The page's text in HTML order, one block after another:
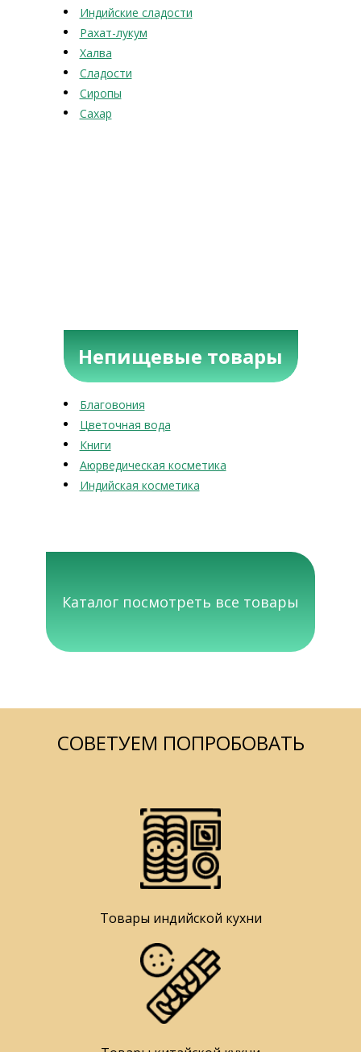
Индийские сладости
Рахат-лукум
Халва
Сладости
Сиропы
Сахар
Непищевые товары
Благовония
Цветочная вода
Книги
Аюрведическая косметика
Индийская косметика
Каталог посмотреть все товары
СОВЕТУЕМ ПОПРОБОВАТЬ
Товары индийской кухни